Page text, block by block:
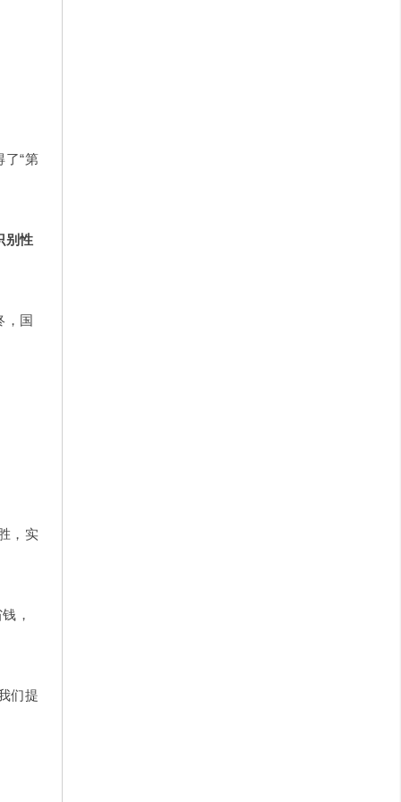
了“第
别性
，国
，实
，
们提